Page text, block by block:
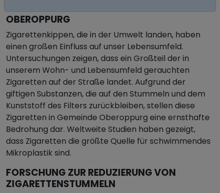
OBEROPPURG
Zigarettenkippen, die in der Umwelt landen, haben
einen großen Einfluss auf unser Lebensumfeld.
Untersuchungen zeigen, dass ein Großteil der in
unserem Wohn- und Lebensumfeld gerauchten
Zigaretten auf der Straße landet. Aufgrund der
giftigen Substanzen, die auf den Stummeln und dem
Kunststoff des Filters zurückbleiben, stellen diese
Zigaretten in Gemeinde Oberoppurg eine ernsthafte
Bedrohung dar. Weltweite Studien haben gezeigt,
dass Zigaretten die größte Quelle für schwimmendes
Mikroplastik sind.
FORSCHUNG ZUR REDUZIERUNG VON
ZIGARETTENSTUMMELN